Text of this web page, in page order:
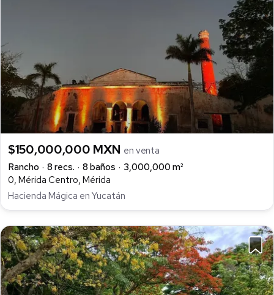
$150,000,000 MXN en venta
Rancho
8 recs. 8 baños
3,000,000 m²
0, Mérida Centro, Mérida
Hacienda Mágica en Yucatán